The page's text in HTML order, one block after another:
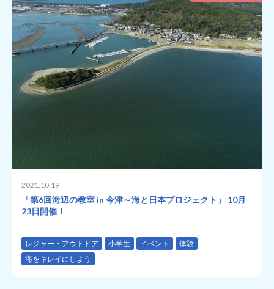
2021.10.19
「第6回海辺の教室 in 今津～海と日本プロジェクト」 10月
23日開催！
レジャー・アウトドア 小学生 イベント
体験
海をキレイにしよう